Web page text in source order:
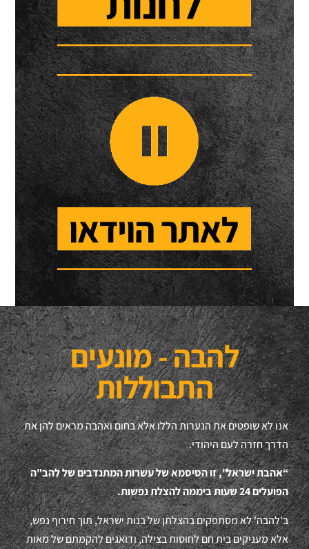
להבה - מונעים
התבוללות
אנו לא שופטים את הנערות הללו אלא בחום ואהבה מראים להן את
הדרך חזרה לעם היהודי.
“אהבת ישראל", זו הסיסמא של עשרות המתנדבים של להב"ה
הפועלים 24 שעות ביממה להצלת נפשות.
ב'להבה' לא מסתפקים בהצלתן של בנות ישראל, תוך חירוף נפש,
אלא מעניקים בית חם לחוסות בצילה, ודואגים להקמתם של מאות